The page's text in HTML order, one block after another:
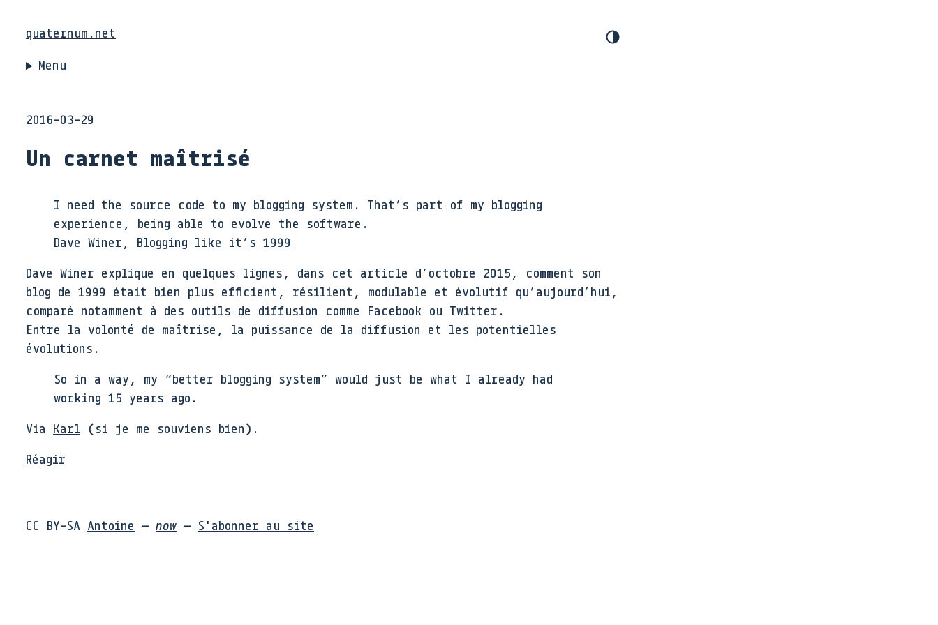
quaternum.net
Menu
2016-03-29
Un carnet maîtrisé
I need the source code to my blogging system. That’s part of my blogging
experience, being able to evolve the software.
Dave Winer, Blogging like it’s 1999
Dave Winer explique en quelques lignes, dans cet article d’octobre 2015, comment son
blog de 1999 était bien plus efficient, résilient, modulable et évolutif qu’aujourd’hui,
comparé notamment à des outils de diffusion comme Facebook ou Twitter.
Entre la volonté de maîtrise, la puissance de la diffusion et les potentielles
évolutions.
So in a way, my “better blogging system” would just be what I already had
working 15 years ago.
Via Karl (si je me souviens bien).
Réagir
CC BY-SA Antoine — now — S'abonner au site